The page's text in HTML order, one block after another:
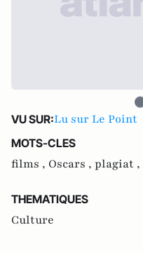
VU SUR:Lu sur Le Point
MOTS-CLES
films , Oscars , plagiat ,
THEMATIQUES
Culture